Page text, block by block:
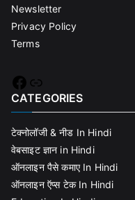
Newsletter
Privacy Policy
Terms
Facebook
Link
CATEGORIES
टेक्नोलॉजी & नीड In Hindi
वेबसाइट ज्ञान in Hindi
ऑनलाइन पैसे कमाए In Hindi
ऑनलाइन ऍप्स टेक In Hindi